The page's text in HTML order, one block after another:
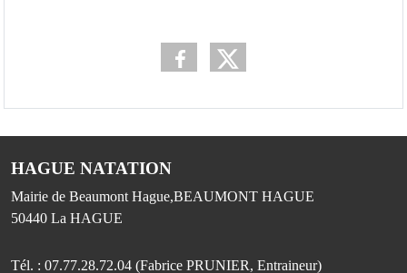
HAGUE NATATION
Mairie de Beaumont Hague,BEAUMONT HAGUE
50440 La HAGUE
Tél. : 07.77.28.72.04 (Fabrice PRUNIER, Entraineur)